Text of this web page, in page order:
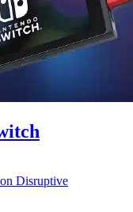
Disruptive